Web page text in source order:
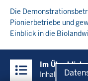
Die
Pionierbetriebe und
Einblick in die
Inhalte
Im Überblick
Inhalt